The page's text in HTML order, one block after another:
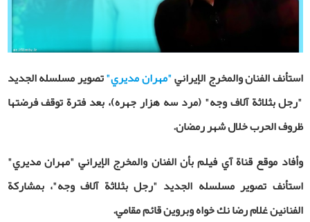
استأنف الفنان والمخرج الإيراني"مهران مديري"تصوير مسلسله الجديد
"رجل بثلاثة آلاف وجه" (مرد سه هزار جهره)، بعد فترة توقف فرضتها
ظروف الحرب خلال شهر رمضان.
وأفاد موقع قناةآي فيلم بأن الفنان والمخرج الإيراني "مهران مديري"
استأنف تصوير مسلسله الجديد "رجل بثلاثة آلاف وجه"، بمشاركة
الفنانين غلام رضا نك خواه وبروين قائم‌ مقامي.